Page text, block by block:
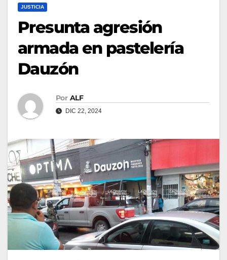
JUSTICIA
Presunta agresión
armada en pastelería
Dauzón
Por ALF
DIC 22, 2024